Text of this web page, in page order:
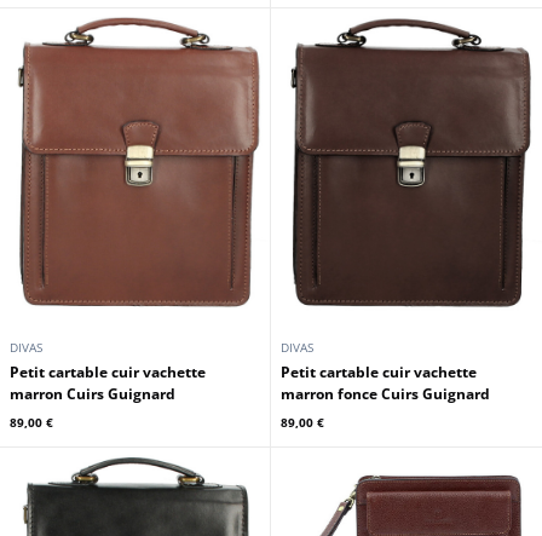
DIVAS
Petit cartable cuir vachette
marron Cuirs Guignard
89,00 €
DIVAS
Petit cartable cuir vachette
marron fonce Cuirs Guignard
89,00 €